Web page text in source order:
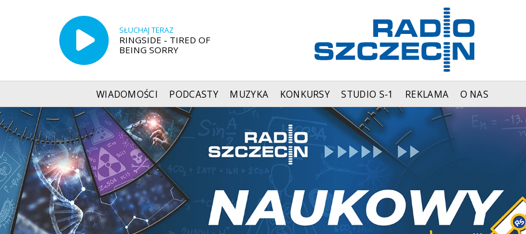
SŁUCHAJ TERAZ
RINGSIDE - TIRED OF
BEING SORRY
WIADOMOŚCI PODCASTY MUZYKA KONKURSY STUDIO S-1 REKLAMA O NAS